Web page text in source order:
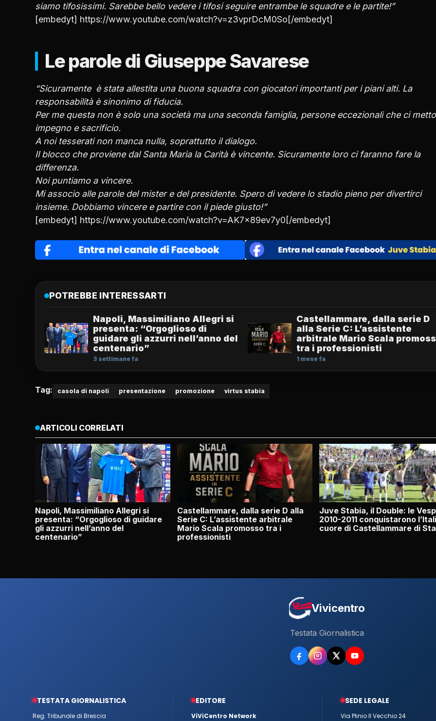
siamo tifosissimi. Sarebbe bello vedere i tifosi seguire entrambe le squadre e le partite!”
[embedyt] https://www.youtube.com/watch?v=z3vprDcM0So[/embedyt]
Le parole di Giuseppe Savarese
“Sicuramente è stata allestita una buona squadra con giocatori importanti per i piani alti. La
responsabilità è sinonimo di fiducia.
Per me questa non è solo una società ma una seconda famiglia, persone eccezionali che ci
impegno e sacrificio.
A noi tesserati non manca nulla, soprattutto il dialogo.
Il blocco che proviene dal Santa Maria la Carità è vincente. Sicuramente loro ci faranno fare la
differenza.
Noi puntiamo a vincere.
Mi associo alle parole del mister e del presidente. Spero di vedere lo stadio pieno per divertirci
insieme. Dobbiamo vincere e partire con il piede giusto!”
[embedyt] https://www.youtube.com/watch?v=AK7x89ev7y0[/embedyt]
POTREBBE INTERESSARTI
Napoli, Massimiliano Allegri si
presenta: “Orgoglioso di
guidare gli azzurri nell’anno del
centenario”
3 settimane fa
Castellammare, dalla serie D
alla Serie C: L’assistente
arbitrale Mario Scala
tra i professionisti
1 mese fa
Tag: casola di napoli presentazione promozione virtus stabia
ARTICOLI CORRELATI
Napoli, Massimiliano Allegri si
presenta: “Orgoglioso di guidare
gli azzurri nell’anno del
centenario”
Castellammare, dalla serie D alla
Serie C: L’assistente arbitrale
Mario Scala promosso tra i
professionisti
Juve Stabia, il Double: le
2010-2011 conquistarono
cuore di Castellammare di
Vivicentro
Testata Giornalistica
TESTATA GIORNALISTICA
Reg. Tribunale di Brescia
EDITORE
ViViCentro Network
SEDE LEGALE
Via Plinio Il Vecchio 24